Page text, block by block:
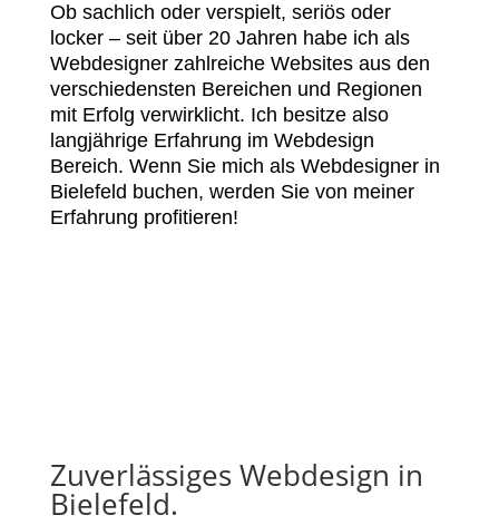
Ob sachlich oder verspielt, seriös oder
locker – seit über 20 Jahren habe ich als
Webdesigner zahlreiche Websites aus den
verschiedensten Bereichen und Regionen
mit Erfolg verwirklicht. Ich besitze also
langjährige Erfahrung im Webdesign
Bereich. Wenn Sie mich als Webdesigner in
Bielefeld buchen, werden Sie von meiner
Erfahrung profitieren!
Zuverlässiges Webdesign in
Bielefeld.